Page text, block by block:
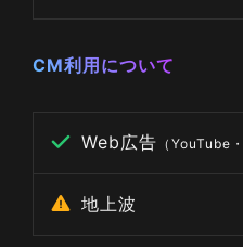
CM利用について
Web広告 （YouTube
地上波